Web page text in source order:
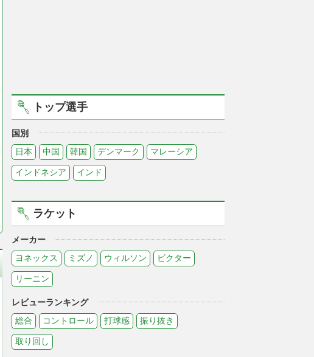
トップ選手
国別
日本
中国 韓国 デンマーク マレーシア
インドネシア インド
ラケット
メーカー
ヨネックス
ミズノ ウィルソン ビクター
リーニン
レビューランキング
総合
コントロール 打球感 振り抜き
取り回し